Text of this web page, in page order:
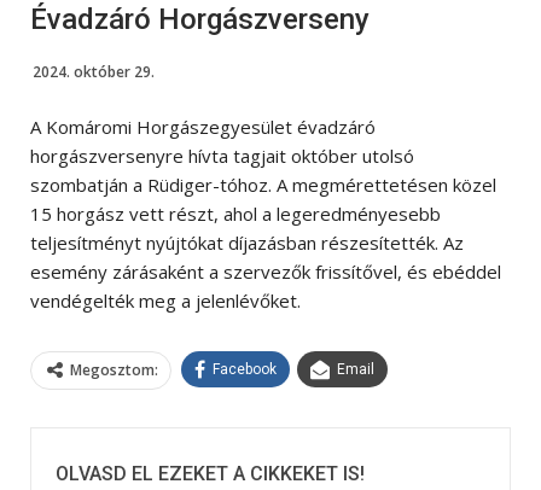
Évadzáró Horgászverseny
2024. október 29.
A Komáromi Horgászegyesület évadzáró
horgászversenyre hívta tagjait október utolsó
szombatján a Rüdiger-tóhoz. A megmérettetésen közel
15 horgász vett részt, ahol a legeredményesebb
teljesítményt nyújtókat díjazásban részesítették. Az
esemény zárásaként a szervezők frissítővel, és ebéddel
vendégelték meg a jelenlévőket.
Megosztom: Facebook Email
OLVASD EL EZEKET A CIKKEKET IS!